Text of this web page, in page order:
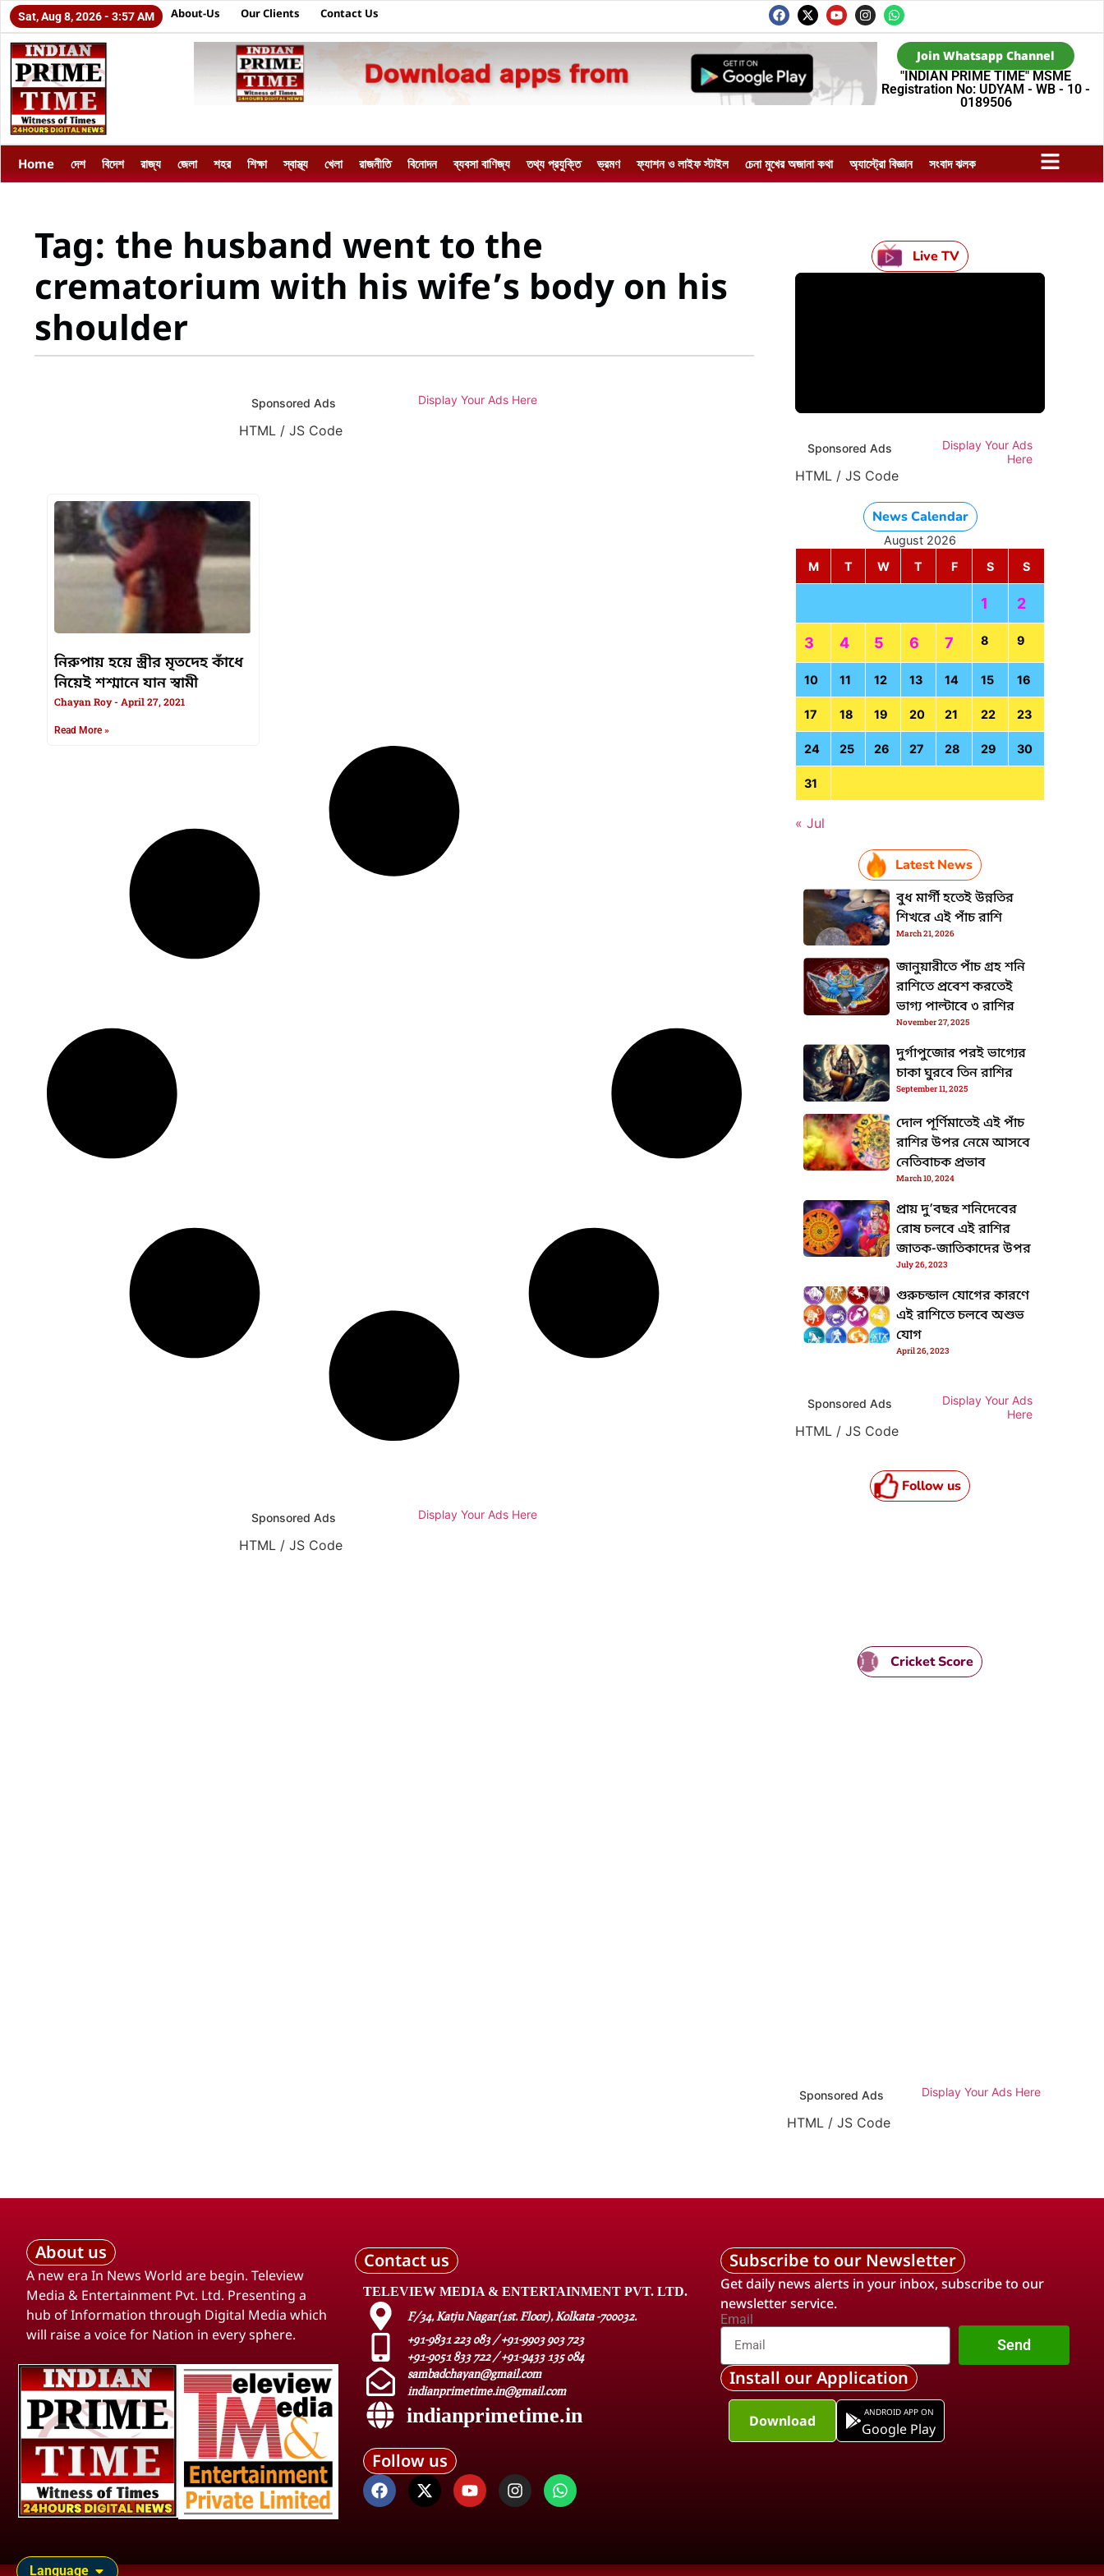
Sat, Aug 8, 2026 - 3:57 AM About-Us Our Clients Contact Us
Join Whatsapp Channel
"INDIAN PRIME TIME" MSME
Registration No: UDYAM - WB - 10 -
0189506
Home দেশ বিদেশ রাজ্য জেলা শহর শিক্ষা স্বাস্থ্য খেলা রাজনীতি বিনোদন ব্যবসা বাণিজ্য তথ্য প্রযুক্তি ভ্রমণ ফ্যাশন ও লাইফ স্টাইল চেনা মুখের অজানা কথা অ্যাস্ট্রো বিজ্ঞান সংবাদ ঝলক
Tag: the husband went to the
crematorium with his wife’s body on his
shoulder
Sponsored Ads Display Your Ads Here
HTML / JS Code
নিরুপায় হয়ে স্ত্রীর মৃতদেহ কাঁধে
নিয়েই শশ্মানে যান স্বামী
Chayan Roy April 27, 2021
Read More »
Sponsored Ads Display Your Ads Here
HTML / JS Code
Live TV
Sponsored Ads
Display Your Ads
Here
HTML / JS Code
News Calendar
August 2026
M
T W T F S S
1 2
3 4 5 6 7 8 9
10 11 12 13 14 15 16
17 18 19 20 21 22 23
24 25 26 27 28 29 30
31
« Jul
Latest News
বুধ মার্গী হতেই উন্নতির
শিখরে এই পাঁচ রাশি
March 21, 2026
জানুয়ারীতে পাঁচ গ্রহ শনি
রাশিতে প্রবেশ করতেই
ভাগ্য পাল্টাবে ৩ রাশির
November 27, 2025
দুর্গাপুজোর পরই ভাগ্যের
চাকা ঘুরবে তিন রাশির
September 11, 2025
দোল পূর্ণিমাতেই এই পাঁচ
রাশির উপর নেমে আসবে
নেতিবাচক প্রভাব
March 10, 2024
প্রায় দু’বছর শনিদেবের
রোষ চলবে এই রাশির
জাতক-জাতিকাদের উপর
July 26, 2023
গুরুচন্ডাল যোগের কারণে
এই রাশিতে চলবে অশুভ
যোগ
April 26, 2023
Sponsored Ads
Display Your Ads
Here
HTML / JS Code
Follow us
Cricket Score
Sponsored Ads Display Your Ads Here
HTML / JS Code
Language
About us
A new era In News World are begin. Teleview
Media & Entertainment Pvt. Ltd. Presenting a
hub of Information through Digital Media which
will raise a voice for Nation in every sphere.
Contact us
TELEVIEW MEDIA & ENTERTAINMENT PVT. LTD.
F/34, Katju Nagar(1st. Floor), Kolkata -700032.
+91-9831 223 083 / +91-9903 903 723
+91-9051 833 722 / +91-9433 135 084
sambadchayan@gmail.com
indianprimetime.in@gmail.com
indianprimetime.in
Follow us
Subscribe to our Newsletter
Get daily news alerts in your inbox, subscribe to our
newsletter service.
Email
Send
Install our Application
Download ANDROID APP ON
Google Play